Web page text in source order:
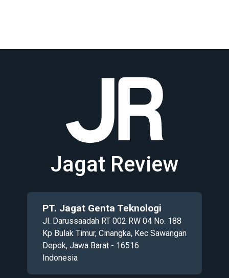
Jagat Review
PT. Jagat Genta Teknologi
Jl. Darussaadah RT 002 RW 04 No. 188
Kp Bulak Timur, Cinangka, Kec Sawangan
Depok, Jawa Barat - 16516
Indonesia